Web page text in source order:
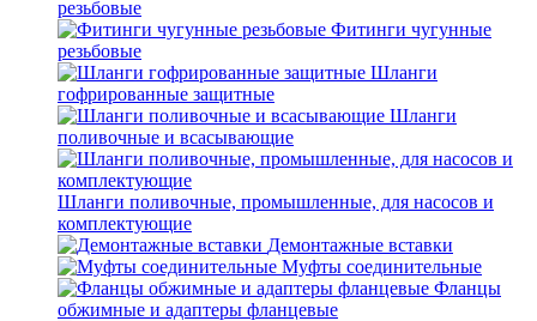
резьбовые
Фитинги чугунные
резьбовые
Шланги
гофрированные защитные
Шланги
поливочные и всасывающие
Шланги поливочные, промышленные, для насосов и
комплектующие
Демонтажные вставки
Муфты соединительные
Фланцы
обжимные и адаптеры фланцевые